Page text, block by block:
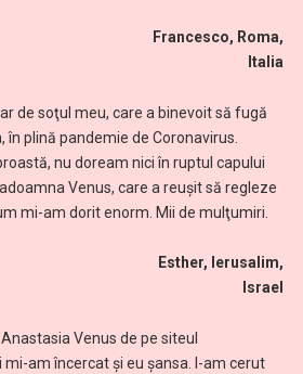
Roma,
Italia
de soţul meu, care a binevoit să fugă
în plină pandemie de Coronavirus.
nu doream nici în ruptul capului
Venus, care a reuşit să regleze
mi-am dorit enorm. Mii de mulţumiri.
Ierusalim,
Israel
Venus de pe siteul
mi-am încercat şi eu şansa. I-am cerut